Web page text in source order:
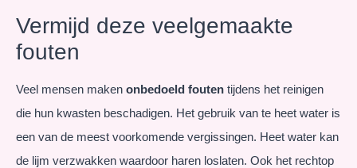
Vermijd deze veelgemaakte
fouten
Veel mensen maken onbedoeld fouten tijdens het reinigen
die hun kwasten beschadigen. Het gebruik van te heet water is
een van de meest voorkomende vergissingen. Heet water kan
de lijm verzwakken waardoor haren loslaten. Ook het rechtop